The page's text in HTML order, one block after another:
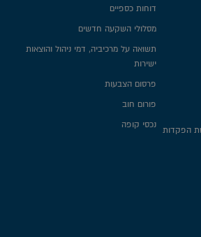
דוחות כספיים
מסלולי השקעה חדשים
תשואה על מרכיביה, דמי ניהול והוצאות
ישירות
פרסום הצבעות
פורום חוב
נכסי קופה
הפקדות